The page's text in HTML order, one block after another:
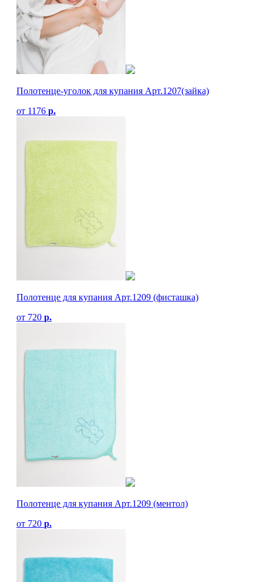
Полотенце-уголок для купания Арт.1207(зайка)
от 1176 р.
Полотенце для купания Арт.1209 (фисташка)
от 720 р.
Полотенце для купания Арт.1209 (ментол)
от 720 р.